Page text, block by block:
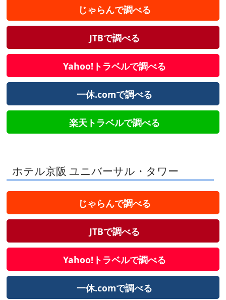
じゃらんで調べる
JTBで調べる
Yahoo!トラベルで調べる
一休.comで調べる
楽天トラベルで調べる
ホテル京阪 ユニバーサル・タワー
じゃらんで調べる
JTBで調べる
Yahoo!トラベルで調べる
一休.comで調べる